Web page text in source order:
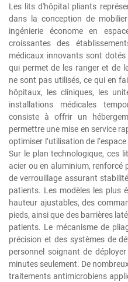
Les lits d'hôpital pliants
dans la conception de
ingénierie économe en
croissantes des
médicaux innovants sont dotés
qui permet de les ranger et de
ne sont pas utilisés, ce qui en
hôpitaux, les cliniques, les
installations médicales
consiste à offrir un
permettre une mise en service
optimiser l’utilisation de
Sur le plan technologique, ces
acier ou en aluminium, renforcé
de verrouillage assurant
patients. Les modèles les plus
hauteur ajustables, des
pieds, ainsi que des barrières
patients. Le mécanisme de
précision et des systèmes de
personnel soignant de
minutes seulement. De
traitements antimicrobiens